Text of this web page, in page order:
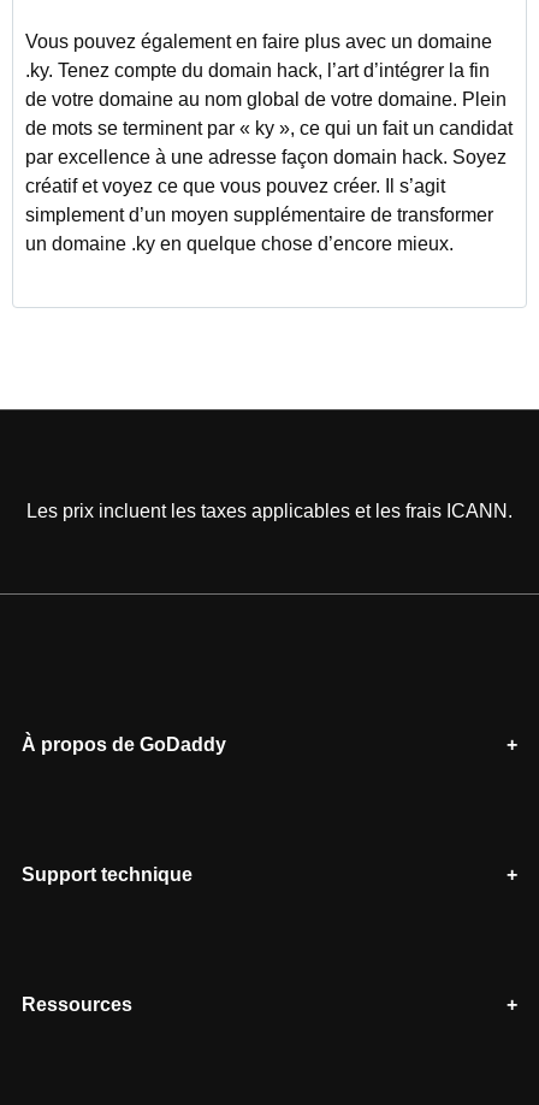
Vous pouvez également en faire plus avec un domaine
.ky. Tenez compte du domain hack, l’art d’intégrer la fin
de votre domaine au nom global de votre domaine. Plein
de mots se terminent par « ky », ce qui un fait un candidat
par excellence à une adresse façon domain hack. Soyez
créatif et voyez ce que vous pouvez créer. Il s’agit
simplement d’un moyen supplémentaire de transformer
un domaine .ky en quelque chose d’encore mieux.
Les prix incluent les taxes applicables et les frais ICANN.
À propos de GoDaddy
Support technique
Ressources